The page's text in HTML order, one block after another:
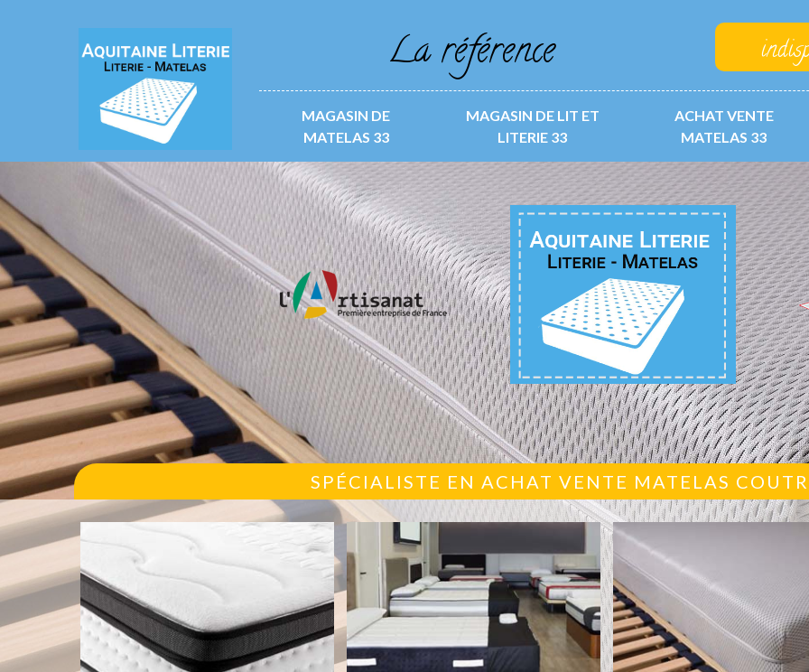
La référence
MAGASIN DE
MATELAS 33
MAGASIN DE LIT ET
LITERIE 33
ACHAT VENTE
MATELAS 33
SPÉCIALISTE EN ACHAT VENTE MATELAS